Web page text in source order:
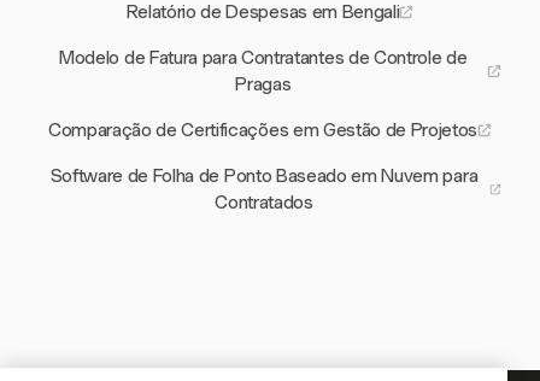
Relatório de Despesas em Bengali
Modelo de Fatura para Contratantes de Controle de
Pragas
Comparação de Certificações em Gestão de Projetos
Software de Folha de Ponto Baseado em Nuvem para
Contratados